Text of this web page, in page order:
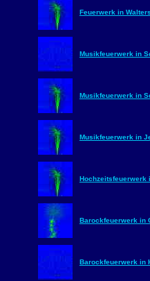
Feuerwerk in
Musikfeuerwerk in
Musikfeuerwerk in
Musikfeuerwerk in
Hochzeitsfeuerwerk
Barockfeuerwerk in
Barockfeuerwerk in